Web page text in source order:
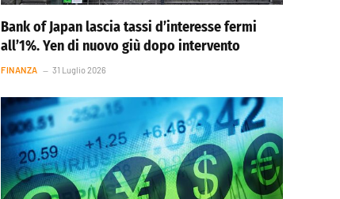
Bank of Japan lascia tassi d’interesse fermi
all’1%. Yen di nuovo giù dopo intervento
FINANZA 31 Luglio 2026